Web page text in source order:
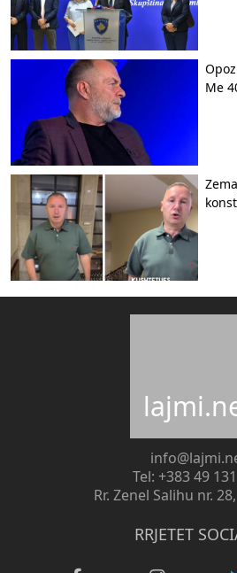
Me
Tel: +383 49
Rr. Zenel Salihu nr.
RRJETET